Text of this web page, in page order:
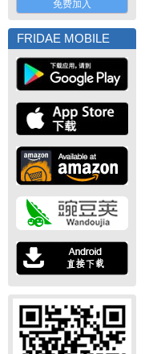
免费加入
FRIDAE MOBILE